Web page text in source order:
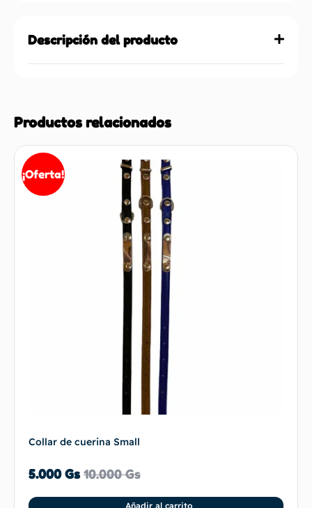
Descripción del producto
Productos relacionados
¡Oferta!
Collar de cuerina Small
10.000Gs
5.000Gs
Añadir al carrito